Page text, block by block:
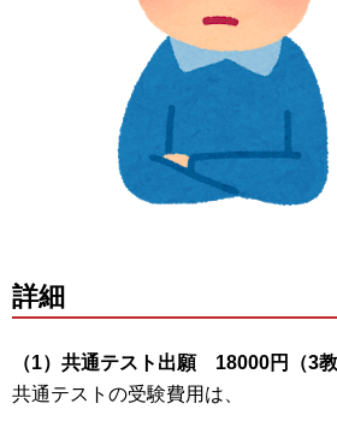
詳細
（1）共通テスト出願 18000円（3教
共通テストの受験費用は、